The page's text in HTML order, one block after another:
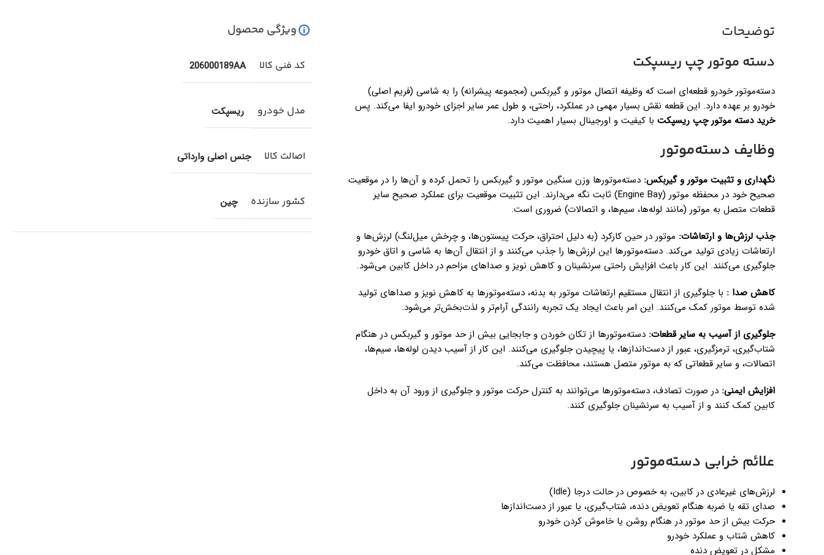
توضیحات
دسته موتور چپ ریسپکت
دسته‌موتور خودرو قطعه‌ای است که وظیفه اتصال موتور و گیربکس (مجموعه پیشرانه) را به شاسی (فریم اصلی)
خودرو بر عهده دارد. این قطعه نقش بسیار مهمی در عملکرد، راحتی، و طول عمر سایر اجزای خودرو ایفا می‌کند. پس
خرید دسته موتور چپ ریسپکت با کیفیت و اورجینال بسیار اهمیت دارد.
وظایف دسته‌موتور
نگهداری و تثبیت موتور و گیربکس: دسته‌موتورها وزن سنگین موتور و گیربکس را تحمل کرده و آن‌ها را در موقعیت
صحیح خود در محفظه موتور (Engine Bay) ثابت نگه می‌دارند. این تثبیت موقعیت برای عملکرد صحیح سایر
قطعات متصل به موتور (مانند لوله‌ها، سیم‌ها، و اتصالات) ضروری است.
جذب لرزش‌ها و ارتعاشات: موتور در حین کارکرد (به دلیل احتراق، حرکت پیستون‌ها، و چرخش میل‌لنگ) لرزش‌ها و
ارتعاشات زیادی تولید می‌کند. دسته‌موتورها این لرزش‌ها را جذب می‌کنند و از انتقال آن‌ها به شاسی و اتاق خودرو
جلوگیری می‌کنند. این کار باعث افزایش راحتی سرنشینان و کاهش نویز و صداهای مزاحم در داخل کابین می‌شود.
کاهش صدا : با جلوگیری از انتقال مستقیم ارتعاشات موتور به بدنه، دسته‌موتورها به کاهش نویز و صداهای تولید
شده توسط موتور کمک می‌کنند. این امر باعث ایجاد یک تجربه رانندگی آرام‌تر و لذت‌بخش‌تر می‌شود.
جلوگیری از آسیب به سایر قطعات: دسته‌موتورها از تکان خوردن و جابجایی بیش از حد موتور و گیربکس در هنگام
شتاب‌گیری، ترمزگیری، عبور از دست‌اندازها، یا پیچیدن جلوگیری می‌کنند. این کار از آسیب دیدن لوله‌ها، سیم‌ها،
اتصالات، و سایر قطعاتی که به موتور متصل هستند، محافظت می‌کند.
افزایش ایمنی: در صورت تصادف، دسته‌موتورها می‌توانند به کنترل حرکت موتور و جلوگیری از ورود آن به داخل
کابین کمک کنند و از آسیب به سرنشینان جلوگیری کنند.
علائم خرابی دسته‌موتور
لرزش‌های غیرعادی در کابین، به خصوص در حالت درجا (Idle)
صدای تقه یا ضربه هنگام تعویض دنده، شتاب‌گیری، یا عبور از دست‌اندازها
حرکت بیش از حد موتور در هنگام روشن یا خاموش کردن خودرو
کاهش شتاب و عملکرد خودرو
مشکل در تعویض دنده
ویژگی محصول
کد فنی کالا 206000189AA
مدل خودرو ریسپکت
اصالت کالا جنس اصلی وارداتی
کشور سازنده چین